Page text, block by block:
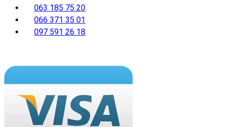
063 185 75 20
066 371 35 01
097 591 26 18